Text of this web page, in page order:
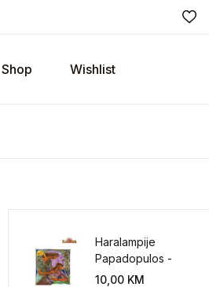
Shop Wishlist
Haralampije
Papadopulos -
Poverenje: sloboda od
10,00 KM